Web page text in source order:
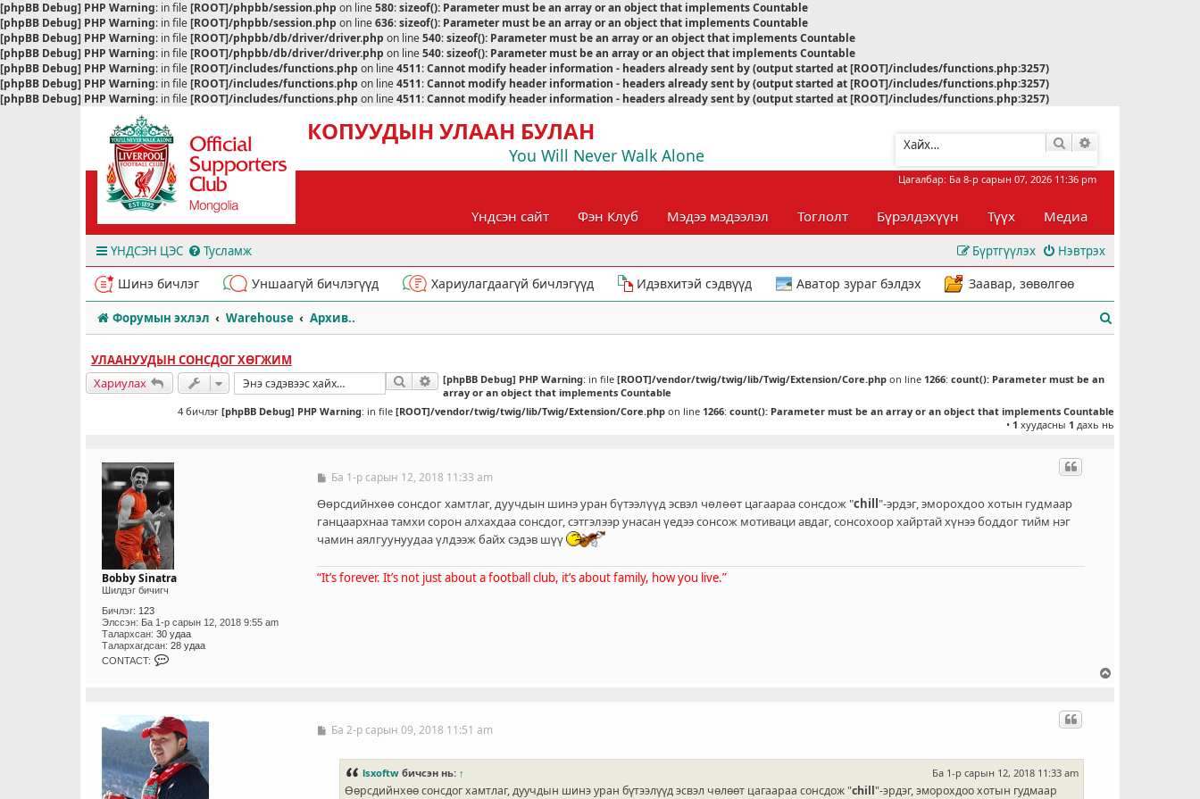
[phpBB Debug] PHP Warning: in file[ROOT]/phpbb/session.php on line580:sizeof(): Parameter must be an array or an object that implements Countable
[phpBB Debug] PHP Warning: in file[ROOT]/phpbb/session.php on line636:sizeof(): Parameter must be an array or an object that implements Countable
[phpBB Debug] PHP Warning: in file[ROOT]/phpbb/db/driver/driver.php on line540:sizeof(): Parameter must be an array or an object that implements Countable
[phpBB Debug] PHP Warning: in file[ROOT]/phpbb/db/driver/driver.php on line540:sizeof(): Parameter must be an array or an object that implements Countable
[phpBB Debug] PHP Warning: in file[ROOT]/includes/functions.php on line4511:Cannot modify header information - headers already sent by (output started at [ROOT]/includes/functions.php:3257)
[phpBB Debug] PHP Warning: in file[ROOT]/includes/functions.php on line4511:Cannot modify header information - headers already sent by (output started at [ROOT]/includes/functions.php:3257)
[phpBB Debug] PHP Warning: in file[ROOT]/includes/functions.php on line4511:Cannot modify header information - headers already sent by (output started at [ROOT]/includes/functions.php:3257)
КОПУУДЫН УЛААН БУЛАН
You Will Never Walk Alone
Хайлт
Цагалбар: Ба 8-р сарын 07, 2026 11:36 pm
Үндсэн сайт Фэн Клуб Мэдээ мэдээлэл Тоглолт Бүрэлдэхүүн Түүх Медиа
ҮНДСЭН ЦЭС Тусламж Нэвтрэх
Бүртгүүлэх
Шинэ бичлэг Уншаагүй бичлэгүүд Хариулагдаагүй бичлэгүүд Идэвхитэй сэдвүүд Аватор зураг бэлдэх Заавар, зөвөлгөө
Форумын эхлэл Warehouse Архив..
УЛААНУУДЫН СОНСДОГ ХӨГЖИМ
Хариулах
Хайлт Нарийвчилсан хайлт
[phpBB Debug] PHP Warning: in file [ROOT]/vendor/twig/twig/lib/Twig/Extension/Core.php on line 1266: count(): Parameter must be an
array or an object that implements Countable
4 бичлэг [phpBB Debug] PHP Warning: in file [ROOT]/vendor/twig/twig/lib/Twig/Extension/Core.php on line 1266: count(): Parameter must be an array or an object that implements Countable
• 1 хуудасны 1 дахь нь
Bobby Sinatra
Шилдэг бичигч
Бичлэг: 123
Элссэн: Ба 1-р сарын 12, 2018 9:55 am
Талархсан: 30 удаа
Талархагдсан: 28 удаа
CONTACT:
C
T
_
U
S
E
R
Б
ч
э
г
Ба 1-р сарын 12, 2018 11:33 am
Өөрсдийнхөө сонсдог хамтлаг, дуучдын шинэ уран бүтээлүүд эсвэл чөлөөт цагаараа сонсдож "chill"-эрдэг, эморохдоо хотын гудмаар
ганцаархнаа тамхи сорон алхахдаа сонсдог, сэтгэлээр унасан үедээ сонсож мотиваци авдаг, сонсохоор хайртай хүнээ боддог тийм нэг
чамин аялгуунуудаа үлдээж байх сэдэв шүү
“It’s forever. It’s not just about a football club, it’s about family, how you live.”
ББа 2-р сарын 09, 2018 11:51 am
lsxoftw бичсэн нь: ↑ Ба 1-р сарын 12, 2018 11:33 am
Өөрсдийнхөө сонсдог хамтлаг, дуучдын шинэ уран бүтээлүүд эсвэл чөлөөт цагаараа сонсдож "chill"-эрдэг, эморохдоо хотын гудмаар